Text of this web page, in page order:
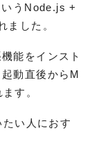
いうNode.js +
ました。
能をインスト
動直後からM
す。
い人におす